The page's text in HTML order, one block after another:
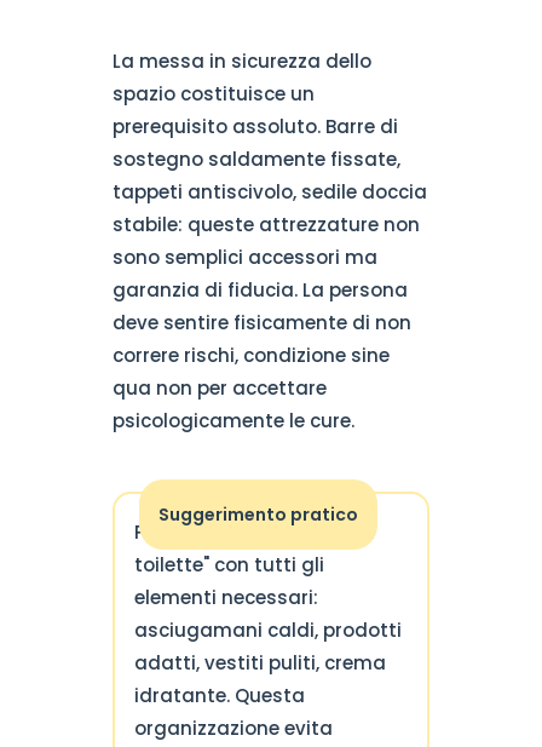
La messa in sicurezza dello
spazio costituisce un
prerequisito assoluto. Barre di
sostegno saldamente fissate,
tappeti antiscivolo, sedile doccia
stabile: queste attrezzature non
sono semplici accessori ma
garanzia di fiducia. La persona
deve sentire fisicamente di non
correre rischi, condizione sine
qua non per accettare
psicologicamente le cure.
Suggerimento pratico
Preparate una "check-list
toilette" con tutti gli
elementi necessari:
asciugamani caldi, prodotti
adatti, vestiti puliti, crema
idratante. Questa
organizzazione evita